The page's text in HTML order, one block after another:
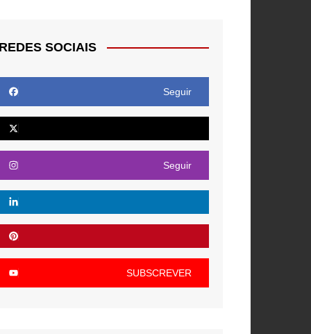
SOCIAIS
Seguir
Seguir
SUBSCREVER